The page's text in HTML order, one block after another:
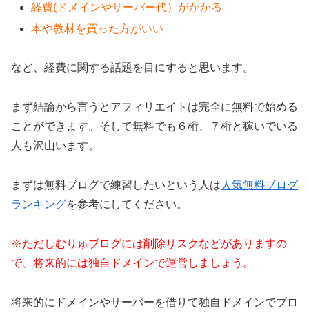
経費(ドメインやサーバー代）がかかる
本や教材を買った方がいい
など、経費に関する話題を目にすると思います。
まず結論から言うとアフィリエイトは完全に無料で始める
ことができます。そして無料でも６桁、７桁と稼いでいる
人も沢山います。
まずは無料ブログで練習したいという人は 人気無料ブログ
ランキングを参考にしてください。
※ただしむりゅブログには削除リスクなどがありますの
で、将来的には独自ドメインで運営しましょう。
将来的にドメインやサーバーを借りて独自ドメインでブロ